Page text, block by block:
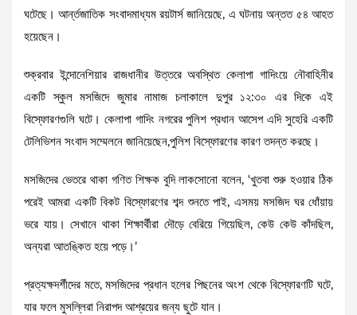
ঘটেছে। আর্ন্তজাতিক সংবাদমাধ্যম রয়টার্স জানিয়েছে, এ ঘটনায় অন্তত ৫৪ আহত
হয়েছেন।
শুক্রবার ইন্দোনেশিয়ার রাজধানীর উত্তরে অবস্থিত কেলাপা গাদিংয়ে নৌবাহিনীর
একটি স্কুল মসজিদে জুমার নামাজ চলাকালে দুপুর ১২:৩০ এর দিকে এই
বিস্ফোরণগুলি ঘটে। কেলাপা গাদিং নগরের পুলিশ প্রধান আসেপ এদি সুহেরি একটি
টেলিভিশন সংবাদ সম্মেলনে জানিয়েছেন,পুলিশ বিস্ফোরণের কারণ তদন্ত করছে।
মসজিদের ভেতরে থাকা গণিত শিক্ষক বুদি লাকসোনো বলেন, ‘খুতবা শুরু হওয়ার ঠিক
পরেই আমরা একটি বিকট বিস্ফোরণের শব্দ শুনতে পাই, এসময় মসজিদ ঘর ধোঁয়ায়
ভরে যায়। সেখানে থাকা শিক্ষার্থীরা দৌড়ে বেরিয়ে গিয়েছিল, কেউ কেউ কাঁদছিল,
অন্যরা আতঙ্কিত হয়ে পড়ে।’
প্রত্যক্ষদর্শীদের মতে, মসজিদের প্রধান হলের পিছনের অংশ থেকে বিস্ফোরণটি ঘটে,
যার ফলে মুসল্লিরা নিরাপদ আশ্রয়ের জন্য ছুটে যান।